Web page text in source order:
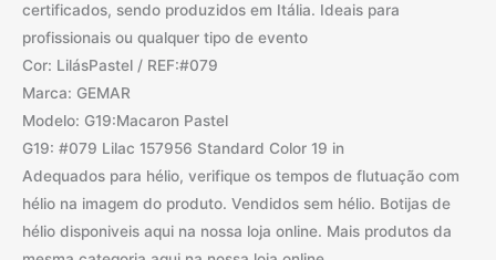
certificados, sendo produzidos em Itália. Ideais para
profissionais ou qualquer tipo de evento
Cor: LilásPastel / REF:#079
Marca: GEMAR
Modelo: G19:Macaron Pastel
G19: #079 Lilac 157956 Standard Color 19 in
Adequados para hélio, verifique os tempos de flutuação com
hélio na imagem do produto. Vendidos sem hélio. Botijas de
hélio disponiveis aqui na nossa loja online. Mais produtos da